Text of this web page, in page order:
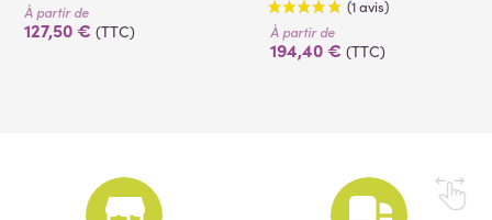
À partir de
127,50 € (TTC) À partir de
194,40 € (TTC)